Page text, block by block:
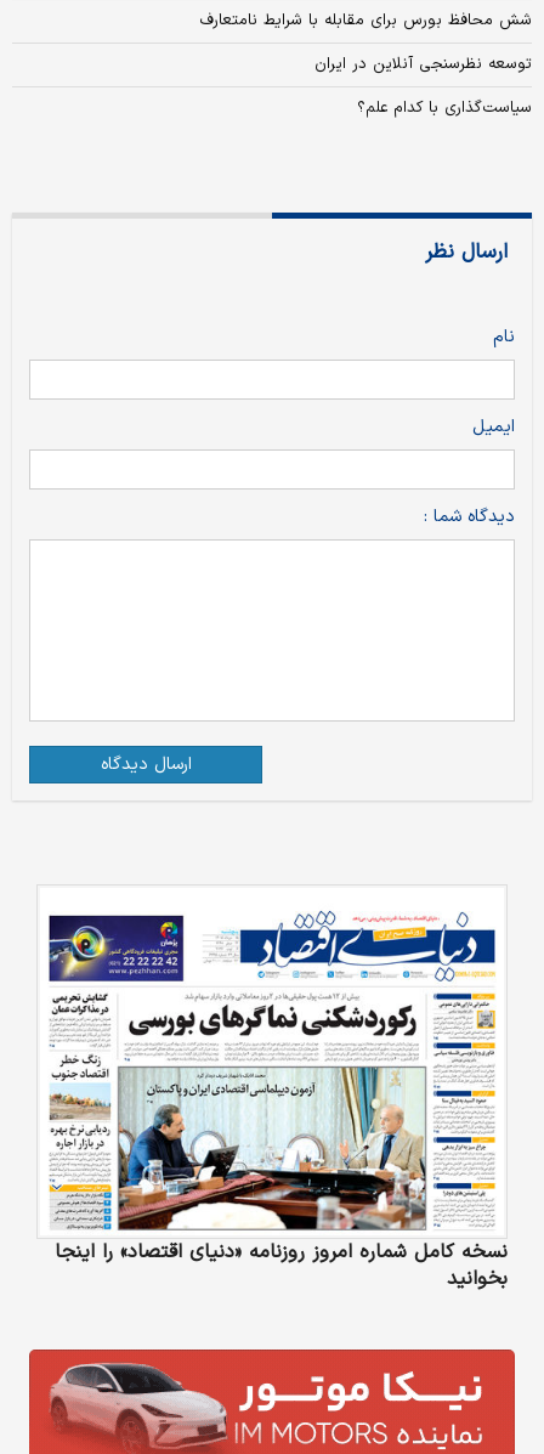
شش محافظ بورس برای مقابله با شرایط نامتعارف
توسعه نظر‌سنجی آنلاین در ایران
سیاست‌گذاری با کدام علم؟
ارسال نظر
نام
ایمیل
دیدگاه شما :
ارسال دیدگاه
نسخه کامل شماره امروز روزنامه «دنیای‌ اقتصاد» را اینجا
بخوانید